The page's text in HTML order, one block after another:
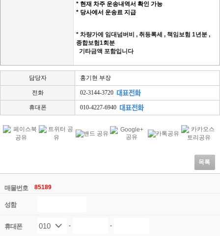
* 현재 차주 운송내역서 확인 가능
* 당사에서 운송료 지급
* 차량가에 임대넘버비 , 취등록세 , 책임보험 1년분 ,
종합보험1회분
기타금액 포함입니다
담당자 홍기현 부장
전화 02-3144-3720
휴대폰 010-4227-6940
목록
매물번호 85189
성함
휴대폰 - -